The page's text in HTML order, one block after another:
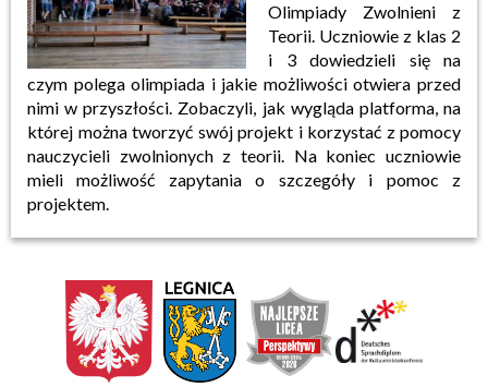
Olimpiady Zwolnieni z
Teorii. Uczniowie z klas 2
i 3 dowiedzieli się na
czym polega olimpiada i jakie możliwości otwiera przed
nimi w przyszłości. Zobaczyli, jak wygląda platforma, na
której można tworzyć swój projekt i korzystać z pomocy
nauczycieli zwolnionych z teorii. Na koniec uczniowie
mieli możliwość zapytania o szczegóły i pomoc z
projektem.